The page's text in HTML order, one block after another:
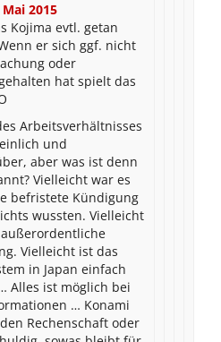
Mai 2015
Kojima evtl. getan
er sich ggf. nicht
oder
hat spielt das
Arbeitsverhältnisses
und
aber was ist denn
Vielleicht war es
befristete Kündigung
wussten. Vielleicht
Vielleicht ist das
in Japan einfach
Alles ist möglich bei
… Konami
Rechenschaft oder